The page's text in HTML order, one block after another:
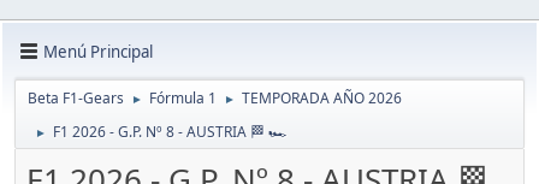
Menú Principal
Beta F1-Gears ► Fórmula 1 ► TEMPORADA AÑO 2026
► F1 2026 - G.P. Nº 8 - AUSTRIA 🏁 🏎